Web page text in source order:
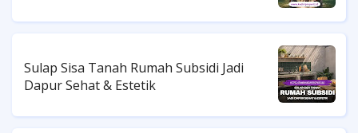
Sulap Sisa Tanah Rumah Subsidi Jadi
Dapur Sehat & Estetik